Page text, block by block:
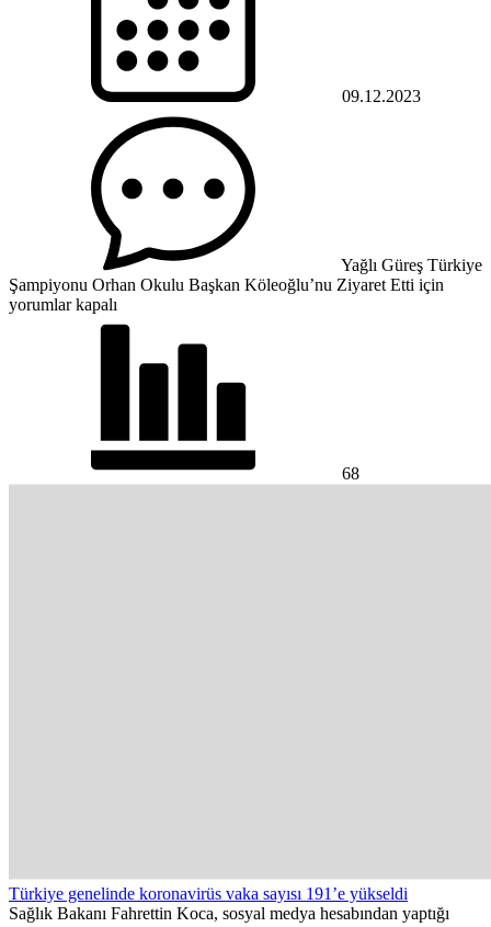
09.12.2023
Yağlı Güreş Türkiye
Şampiyonu Orhan Okulu Başkan Köleoğlu’nu Ziyaret Etti için
yorumlar kapalı
68
Türkiye genelinde koronavirüs vaka sayısı 191’e yükseldi
Sağlık Bakanı Fahrettin Koca, sosyal medya hesabından yaptığı